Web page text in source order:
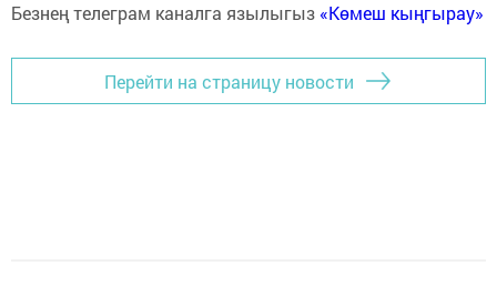
Безнең телеграм каналга язылыгыз «Көмеш кыңгырау»
Перейти на страницу новости